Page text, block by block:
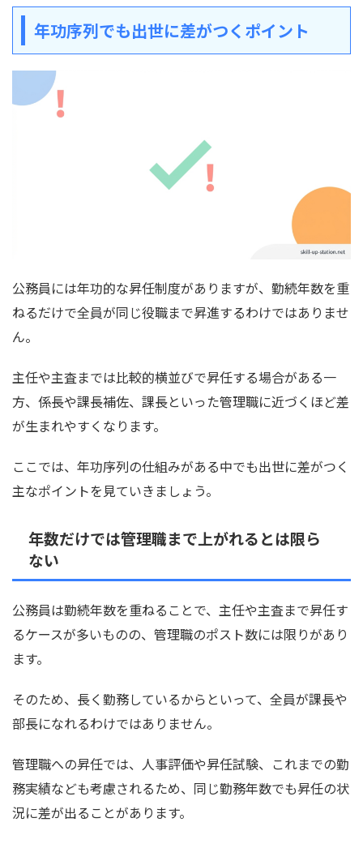
年功序列でも出世に差がつくポイント
公務員には年功的な昇任制度がありますが、勤続年数を重
ねるだけで全員が同じ役職まで昇進するわけではありませ
ん。
主任や主査までは比較的横並びで昇任する場合がある一
方、係長や課長補佐、課長といった管理職に近づくほど差
が生まれやすくなります。
ここでは、年功序列の仕組みがある中でも出世に差がつく
主なポイントを見ていきましょう。
年数だけでは管理職まで上がれるとは限ら
ない
公務員は勤続年数を重ねることで、主任や主査まで昇任す
るケースが多いものの、管理職のポスト数には限りがあり
ます。
そのため、長く勤務しているからといって、全員が課長や
部長になれるわけではありません。
管理職への昇任では、人事評価や昇任試験、これまでの勤
務実績なども考慮されるため、同じ勤務年数でも昇任の状
況に差が出ることがあります。